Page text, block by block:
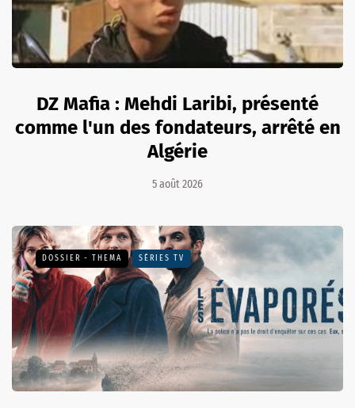
DZ Mafia : Mehdi Laribi, présenté
comme l'un des fondateurs, arrêté en
Algérie
5 août 2026
DOSSIER - THEMA SÉRIES TV